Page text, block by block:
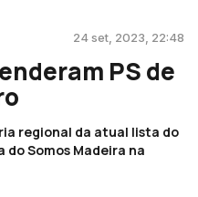
24 set, 2023, 22:48
PS de
regional da atual lista do
Somos Madeira na